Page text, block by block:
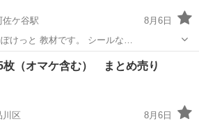
佐ケ谷駅
8月6日
ぽけっと 教材です。 シールな…
谷駅 キッズ用品
枚（オマケ含む） まとめ売り
川区
8月6日